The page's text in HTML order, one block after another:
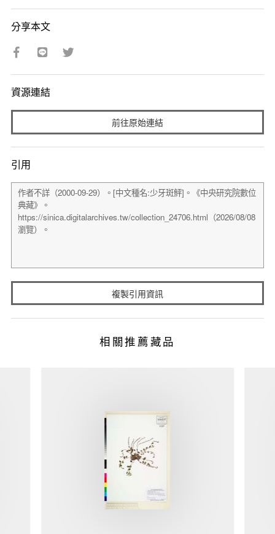
分享本文
資源連結
前往原始連結
引用
複製引用資訊
相關推薦藏品